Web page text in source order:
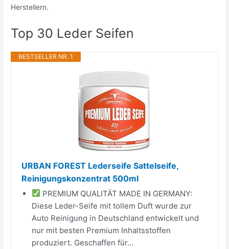
Herstellern.
Top 30 Leder Seifen
BESTSELLER NR. 1
URBAN FOREST Lederseife Sattelseife,
Reinigungskonzentrat 500ml
PREMIUM QUALITÄT MADE IN GERMANY:
Diese Leder-Seife mit tollem Duft wurde zur
Auto Reinigung in Deutschland entwickelt und
nur mit besten Premium Inhaltsstoffen
produziert. Geschaffen für...